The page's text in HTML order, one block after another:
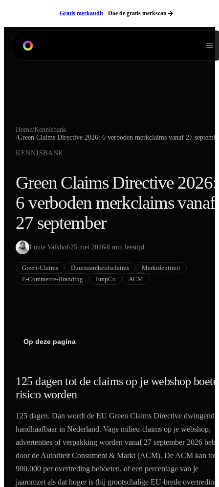
Gratis merkaudit Doe de gratis merkscan
Digitale Handleidingen
3D Modeling
Lifestyle Fotografie
Videografie
Shopify
SEO
AI Blog Schrijven
Podcast Creatie
EN
Home/Kennisbank
/Green Claims Directive 2026: 6 verboden merkclaims vanaf 27
KENNISBANK
Green Claims Directive 2026:
6 verboden merkclaims vanaf
27 september
Louie Valkhof 25 mei 2026 8 min leestijd
Green-Claims Duurzaamheidsclaims
Merkidentiteit
E-Commerce-Branding
EmpCo ACM
Op deze pagina
125 dagen tot de claims op je webshop
risico worden
125 dagen. Dan wordt de EU Green Claims Directive dwingend
handhaafbaar in Nederland. Vage milieu-claims op je webshop,
advertenties of verpakking worden vanaf 27 september 2026
door de Autoriteit Consument & Markt (ACM). De ACM kan tot
900.000 per overtreding beboeten, of een percentage van je
jaaromzet als dat hoger is (bij grootschalige EU-brede